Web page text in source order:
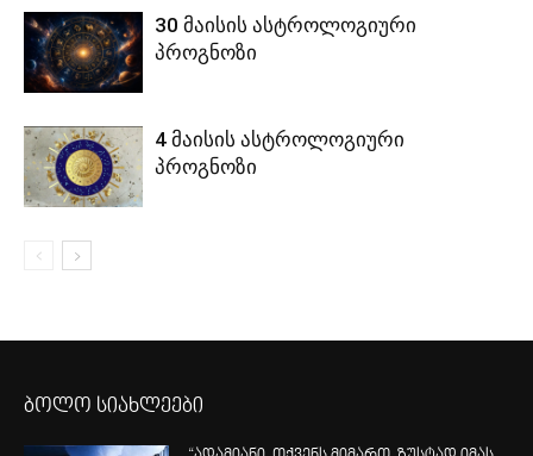
30 მაისის ასტროლოგიური
პროგნოზი
4 მაისის ასტროლოგიური
პროგნოზი
ბოლო სიახლეები